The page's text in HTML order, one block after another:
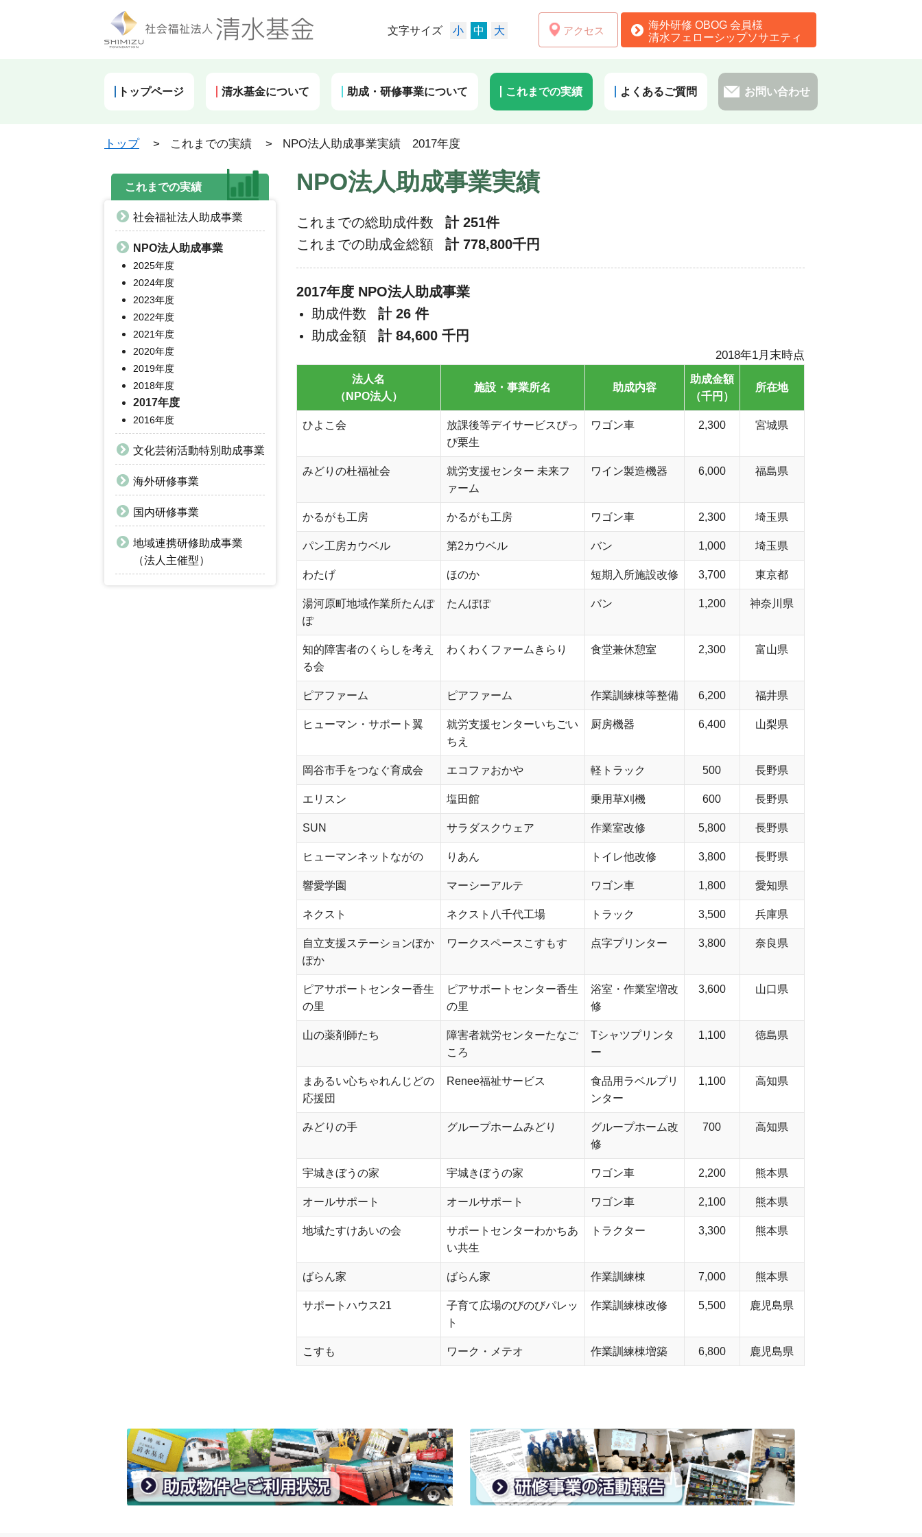
文字サイズ 小 中 大 アクセス
海外研修 OBOG 会員様
清水フェローシップソサエティ
トップページ 清水基金について 助成・研修事業について これまでの実績 よくあるご質問 お問い合わせ
トップ > これまでの実績 > NPO法人助成事業実績 2017年度
NPO法人助成事業実績
これまでの総助成件数
計 251件
これまでの助成金総額
計 778,800千円
2017年度 NPO法人助成事業
助成件数
計 26 件
助成金額
計 84,600 千円
2018年1月末時点
法人名
（NPO法人）
施設・事業所名 助成内容
助成金額
（千円）
所在地
ひよこ会
放課後等デイサービスぴっ
ぴ栗生
ワゴン車 2,300 宮城県
みどりの杜福祉会
就労支援センター 未来フ
ァーム
ワイン製造機器 6,000 福島県
かるがも工房 かるがも工房 ワゴン車 2,300 埼玉県
パン工房カウベル 第2カウベル バン 1,000 埼玉県
わたげ ほのか 短期入所施設改修 3,700 東京都
湯河原町地域作業所たんぽ
ぽ
たんぽぽ バン 1,200 神奈川県
知的障害者のくらしを考え
る会
わくわくファームきらり 食堂兼休憩室 2,300 富山県
ピアファーム ピアファーム 作業訓練棟等整備 6,200 福井県
ヒューマン・サポート翼
就労支援センターいちごい
ちえ
厨房機器 6,400 山梨県
岡谷市手をつなぐ育成会 エコファおかや 軽トラック 500 長野県
エリスン 塩田館 乗用草刈機 600 長野県
SUN サラダスクウェア 作業室改修 5,800 長野県
ヒューマンネットながの りあん トイレ他改修 3,800 長野県
響愛学園 マーシーアルテ ワゴン車 1,800 愛知県
ネクスト ネクスト八千代工場 トラック 3,500 兵庫県
自立支援ステーションぽか
ぽか
ワークスペースこすもす 点字プリンター 3,800 奈良県
ピアサポートセンター香生
の里
ピアサポートセンター香生
の里
浴室・作業室増改
修
3,600 山口県
山の薬剤師たち
障害者就労センターたなご
ころ
Tシャツプリンタ
ー
1,100 徳島県
まあるい心ちゃれんじどの
応援団
Renee福祉サービス
食品用ラベルプリ
ンター
1,100 高知県
みどりの手 グループホームみどり
グループホーム改
修
700 高知県
宇城きぼうの家 宇城きぼうの家 ワゴン車 2,200 熊本県
オールサポート オールサポート ワゴン車 2,100 熊本県
地域たすけあいの会
サポートセンターわかちあ
い共生
トラクター 3,300 熊本県
ばらん家 ばらん家 作業訓練棟 7,000 熊本県
サポートハウス21
子育て広場のびのびパレッ
ト
作業訓練棟改修 5,500 鹿児島県
こすも ワーク・メテオ 作業訓練棟増築 6,800 鹿児島県
これまでの実績
社会福祉法人助成事業
NPO法人助成事業
2025年度
2024年度
2023年度
2022年度
2021年度
2020年度
2019年度
2018年度
2017年度
2016年度
文化芸術活動特別助成事業
海外研修事業
国内研修事業
地域連携研修助成事業
（法人主催型）